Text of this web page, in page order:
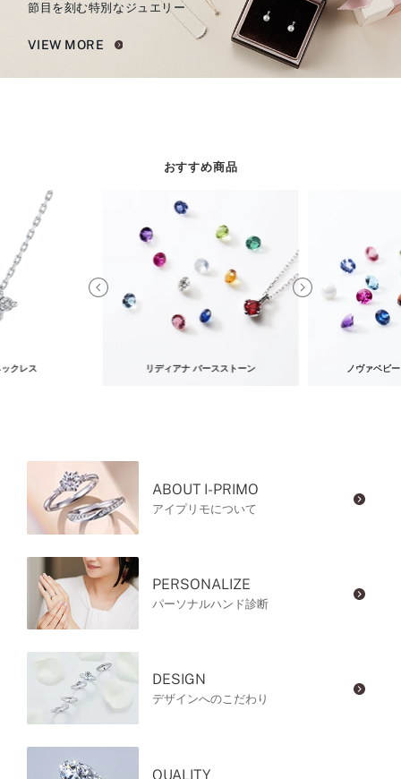
節目を刻む特別なジュエリー
VIEW MORE
おすすめ商品
クレス リディアナ バースストーン ノヴァベビ
ABOUT I-PRIMO
アイプリモについて
PERSONALIZE
パーソナルハンド診断
DESIGN
デザインへのこだわり
QUALITY